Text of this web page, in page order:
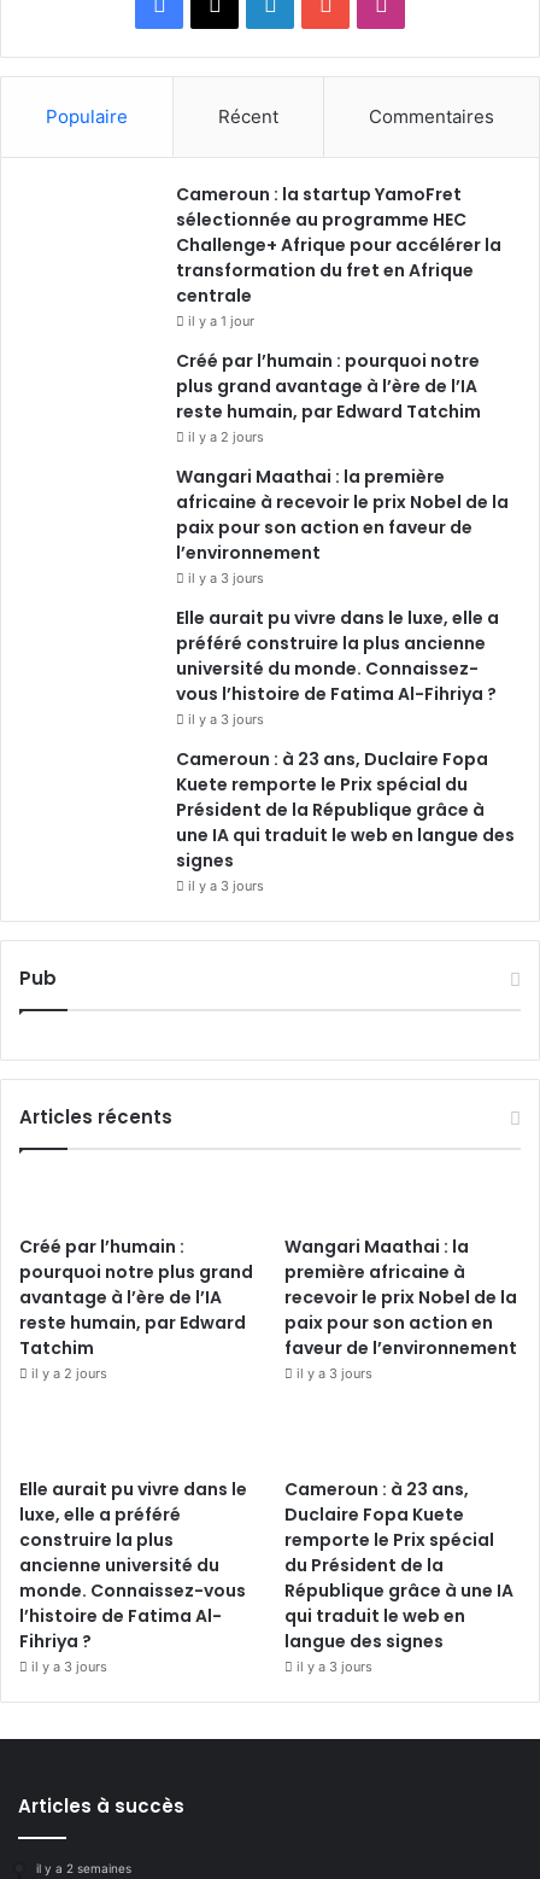
Populaire Récent Commentaires
Cameroun : la startup YamoFret
sélectionnée au programme HEC
Challenge+ Afrique pour accélérer la
transformation du fret en Afrique
centrale
il y a 1 jour
Créé par l’humain : pourquoi notre
plus grand avantage à l’ère de l’IA
reste humain, par Edward Tatchim
il y a 2 jours
Wangari Maathai : la première
africaine à recevoir le prix Nobel de la
paix pour son action en faveur de
l’environnement
il y a 3 jours
Elle aurait pu vivre dans le luxe, elle a
préféré construire la plus ancienne
université du monde. Connaissez-
vous l’histoire de Fatima Al-Fihriya ?
il y a 3 jours
Cameroun : à 23 ans, Duclaire Fopa
Kuete remporte le Prix spécial du
Président de la République grâce à
une IA qui traduit le web en langue des
signes
il y a 3 jours
Pub
Articles récents
Créé par l’humain :
pourquoi notre plus grand
avantage à l’ère de l’IA
reste humain, par Edward
Tatchim
il y a 2 jours
Wangari Maathai : la
première africaine à
recevoir le prix Nobel de la
paix pour son action en
faveur de l’environnement
il y a 3 jours
Elle aurait pu vivre dans le
luxe, elle a préféré
construire la plus
ancienne université du
monde. Connaissez-vous
l’histoire de Fatima Al-
Fihriya ?
il y a 3 jours
Cameroun : à 23 ans,
Duclaire Fopa Kuete
remporte le Prix spécial
du Président de la
République grâce à une IA
qui traduit le web en
langue des signes
il y a 3 jours
Articles à succès
il y a 2 semaines